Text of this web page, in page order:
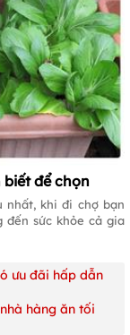
biết để chọn
nhất, khi đi chợ bạn
đến sức khỏe cả gia
ưu đãi hấp dẫn
hàng ăn tối